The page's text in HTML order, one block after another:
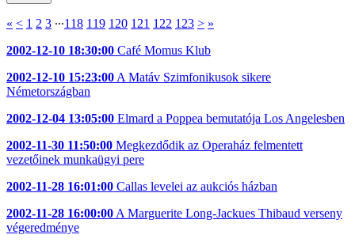
« < 1 2 3 ∙∙∙118 119 120 121 122 123 > »
2002-12-10 18:30:00 Café Momus Klub
2002-12-10 15:23:00 A Matáv Szimfonikusok sikere
Németországban
2002-12-04 13:05:00 Elmard a Poppea bemutatója Los Angelesben
2002-11-30 11:50:00 Megkezdődik az Operaház felmentett
vezetőinek munkaügyi pere
2002-11-28 16:01:00 Callas levelei az aukciós házban
2002-11-28 16:00:00 A Marguerite Long-Jackues Thibaud verseny
végeredménye